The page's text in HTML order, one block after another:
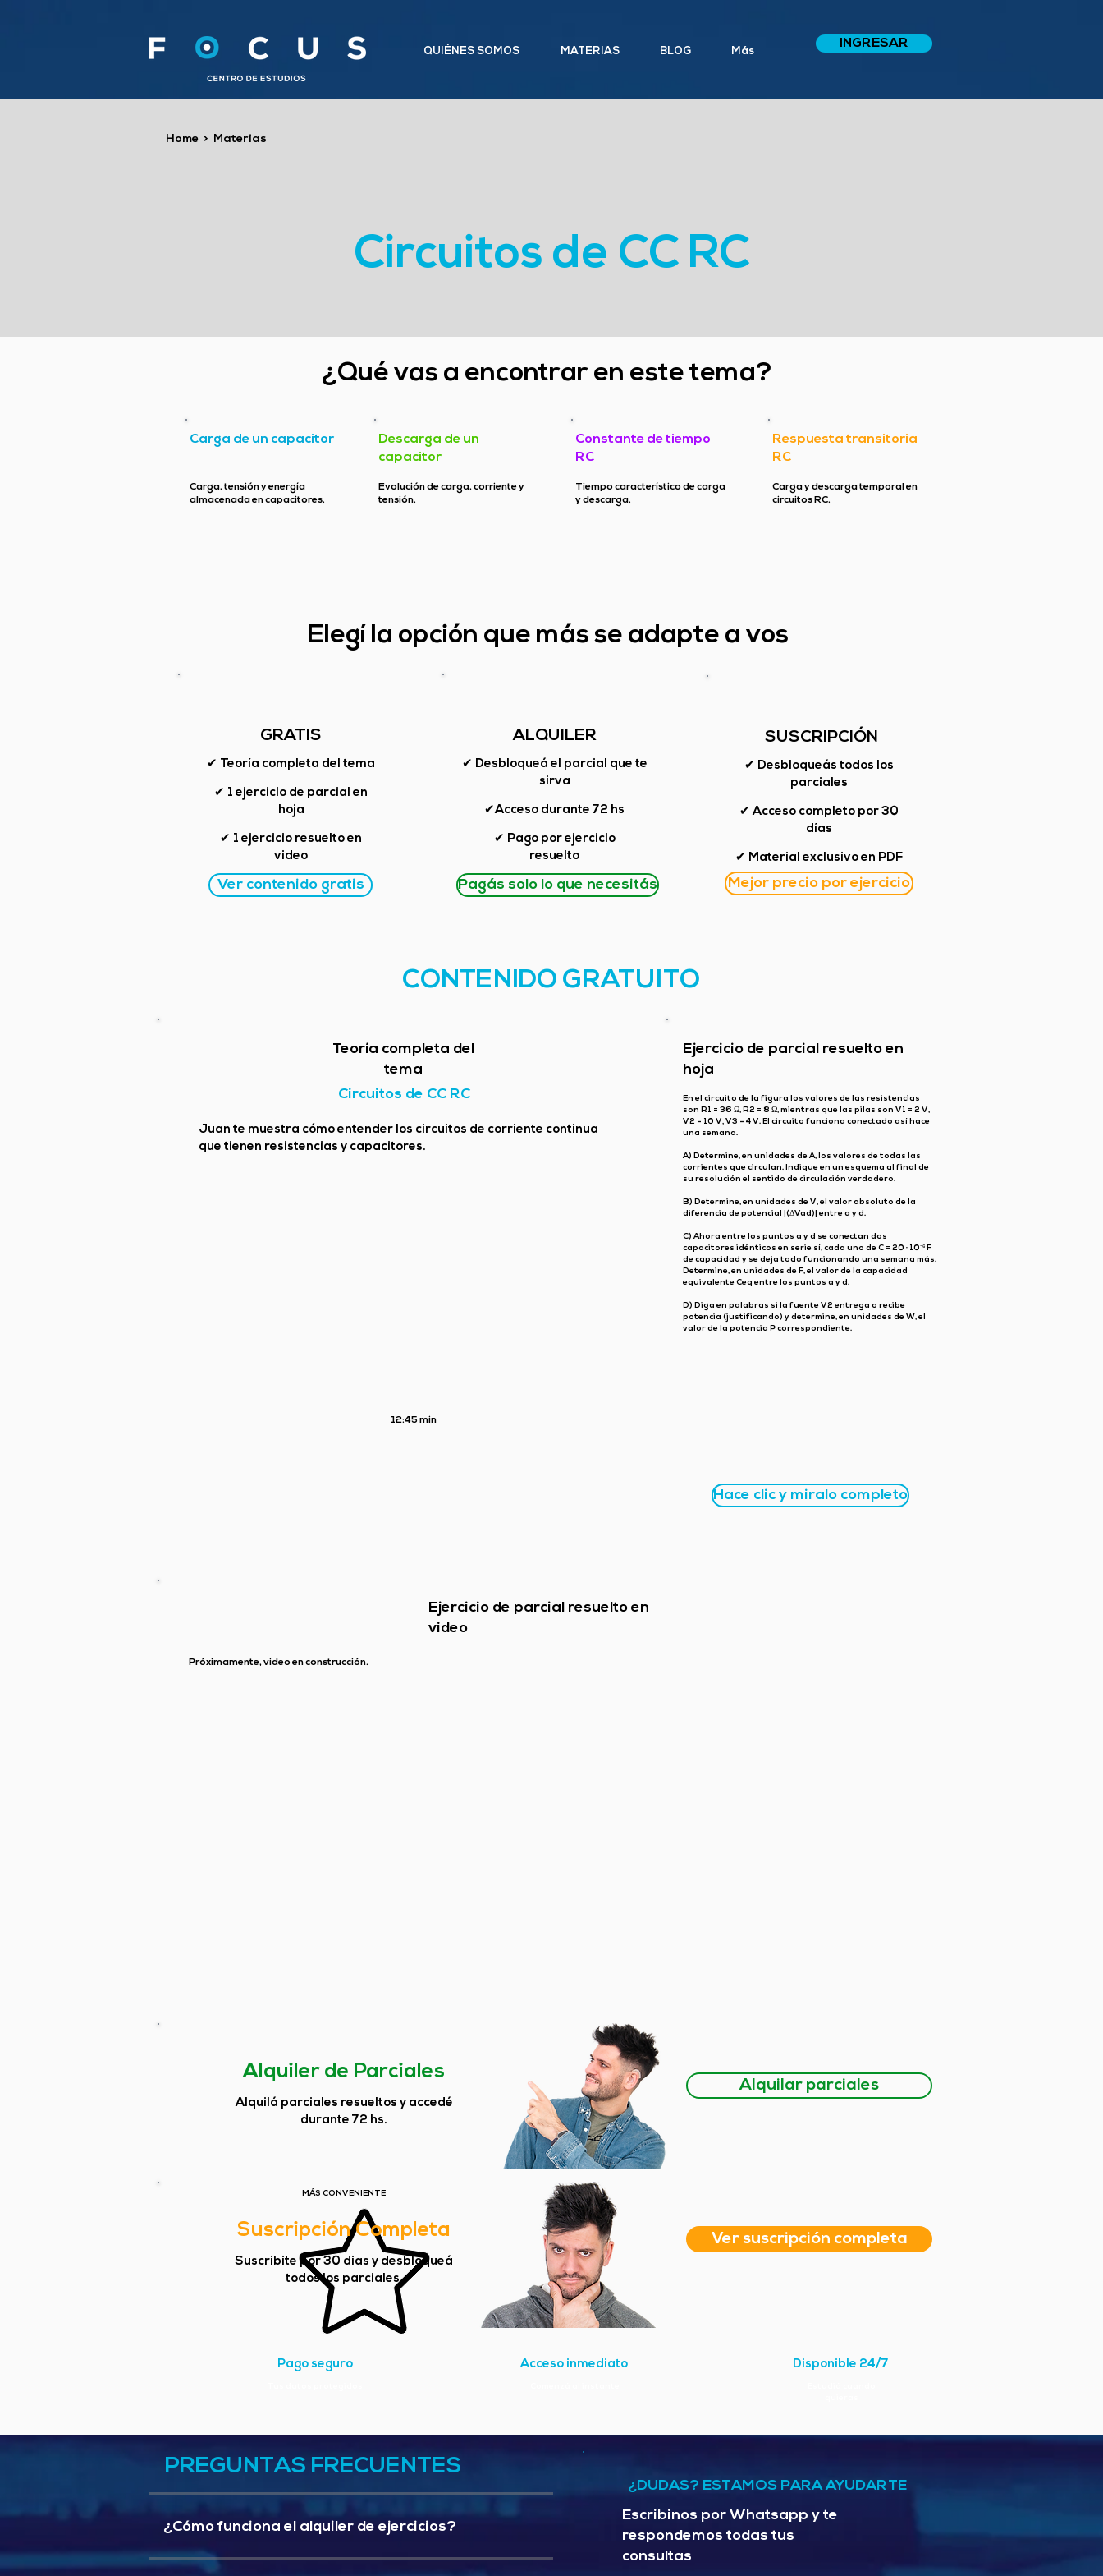
QUIÉNES SOMOS MATERIAS BLOG Más
INGRESAR
Home > Materias
Circuitos de CC RC
¿Qué vas a encontrar en este tema?
Carga de un capacitor
Carga, tensión y energía
almacenada en capacitores.
Descarga de un
capacitor
Evolución de carga, corriente y
tensión.
Constante de tiempo
RC
Tiempo característico de carga
y descarga.
Respuesta transitoria
RC
Carga y descarga temporal en
circuitos RC.
Elegí la opción que más se adapte a vos
GRATIS
✔ Teoría completa del tema
✔ 1 ejercicio de parcial en
hoja
✔ 1 ejercicio resuelto en
video
Ver contenido gratis
ALQUILER
✔ Desbloqueá el parcial que te
sirva
✔Acceso durante 72 hs
✔ Pago por ejercicio
resuelto
Pagás solo lo que necesitás
SUSCRIPCIÓN
✔ Desbloqueás todos los
parciales
✔ Acceso completo por 30
días
✔ Material exclusivo en PDF
Mejor precio por ejercicio
CONTENIDO GRATUITO
Teoría completa del
tema
Circuitos de CC RC
Juan te muestra cómo entender los circuitos de corriente continua
que tienen resistencias y capacitores.
12:45 min
Ejercicio de parcial resuelto en
hoja
En el circuito de la figura los valores de las resistencias
son R1 = 36 Ω, R2 = 8 Ω, mientras que las pilas son V1 = 2 V,
V2 = 10 V, V3 = 4 V. El circuito funciona conectado así hace
una semana.
A) Determine, en unidades de A, los valores de todas las
corrientes que circulan. Indique en un esquema al final de
su resolución el sentido de circulación verdadero.
B) Determine, en unidades de V, el valor absoluto de la
diferencia de potencial |(ΔVad)| entre a y d.
C) Ahora entre los puntos a y d se conectan dos
capacitores idénticos en serie sí, cada uno de C = 20 · 10⁻⁶ F
de capacidad y se deja todo funcionando una semana más.
Determine, en unidades de F, el valor de la capacidad
equivalente Ceq entre los puntos a y d.
D) Diga en palabras si la fuente V2 entrega o recibe
potencia (justificando) y determine, en unidades de W, el
valor de la potencia P correspondiente.
Hace clic y miralo completo
Ejercicio de parcial resuelto en
video
Próximamente, video en construcción.
Alquiler de Parciales
Alquilá parciales resueltos y accedé
durante 72 hs.
Alquilar parciales
MÁS CONVENIENTE
Suscripción Completa
Suscribite por 30 dias y desbloqueá
todos los parciales.
Ver suscripción completa
Pago seguro Acceso inmediato Disponible 24/7
PREGUNTAS FRECUENTES
¿Cómo funciona el alquiler de ejercicios?
¿DUDAS? ESTAMOS PARA AYUDARTE
Escribinos por Whatsapp y te
respondemos todas tus
consultas